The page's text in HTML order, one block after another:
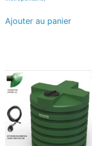
Ajouter au panier